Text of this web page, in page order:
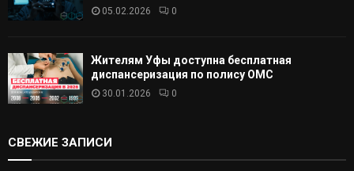
05.02.2026 0
Жителям Уфы доступна бесплатная
диспансеризация по полису ОМС
30.01.2026 0
СВЕЖИЕ ЗАПИСИ